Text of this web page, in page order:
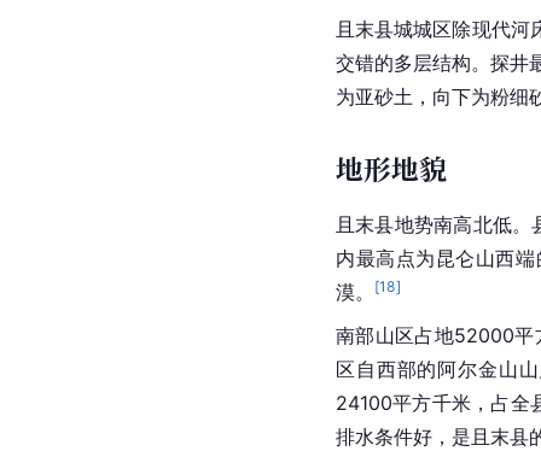
且末县城城区除现代
交错的多层结构。探井
为亚砂土 ，向下为粉细
地形地貌
且末县地势南高北低。
内最高点为昆仑山西
漠。
[18]
南部山区占地52000平
区自西部的阿尔金山
24100平方千米，占全
排水条件好，是且末县